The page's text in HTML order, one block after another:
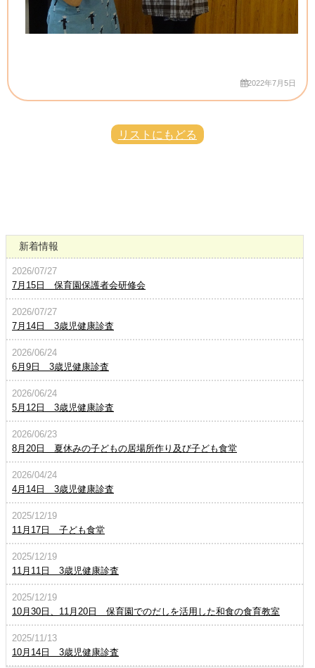
2022年7月5日
リストにもどる
新着情報
2026/07/27
7月15日 保育園保護者会研修会
2026/07/27
7月14日 3歳児健康診査
2026/06/24
6月9日 3歳児健康診査
2026/06/24
5月12日 3歳児健康診査
2026/06/23
8月20日 夏休みの子どもの居場所作り及び子ども食堂
2026/04/24
4月14日 3歳児健康診査
2025/12/19
11月17日 子ども食堂
2025/12/19
11月11日 3歳児健康診査
2025/12/19
10月30日、11月20日 保育園でのだしを活用した和食の食育教室
2025/11/13
10月14日 3歳児健康診査